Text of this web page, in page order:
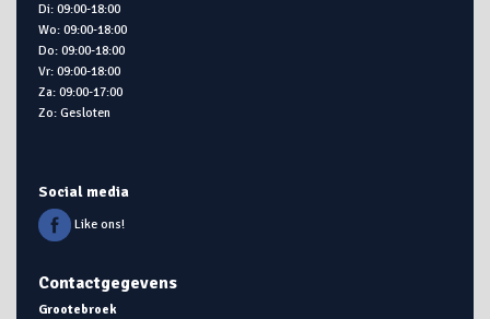
Di: 09:00-18:00
Wo: 09:00-18:00
Do: 09:00-18:00
Vr: 09:00-18:00
Za: 09:00-17:00
Zo: Gesloten
Social media
Like ons!
Contactgegevens
Grootebroek